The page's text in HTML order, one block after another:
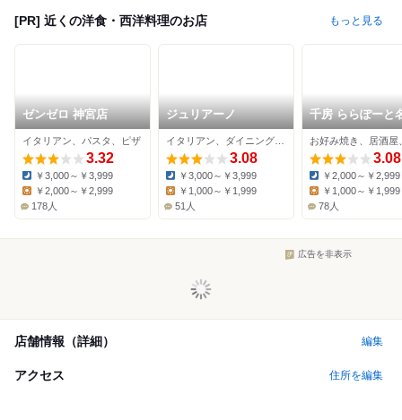
[PR] 近くの洋食・西洋料理のお店 もっと見る
ゼンゼロ 神宮店
イタリアン、パスタ、ピザ
3.32
Dinner:
￥3,000～￥3,999
￥2,000～￥2,999
178人
ジュリアーノ
3.08
Dinner:
￥3,000～￥3,999
Lunch:
￥1,000～￥1,999
51人
千房 ららぽーと
屋みなとアクル
3.08
Dinner:
￥2,000～￥2,999
Lunch:
￥1,000～￥1,999
78人
広告を非表示
店舗情報（詳細） 編集
アクセス 住所を編集